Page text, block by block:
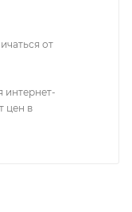
от
интернет-
цен в